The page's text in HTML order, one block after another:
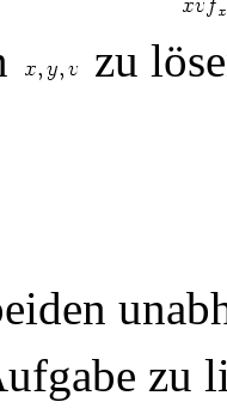
zu
zu